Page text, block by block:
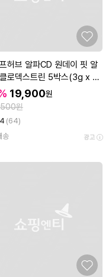
허브 알파CD 원데이 핏 알
로덱스트린 5박스(3g x 7
19,900원
원
(64)
송
광고